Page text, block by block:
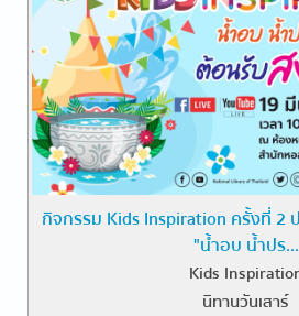
กิจกรรม Kids Inspiration ครั้งที่ 2
"น้ำอบ น้ำปร...
Kids
นิทานวันเสาร์